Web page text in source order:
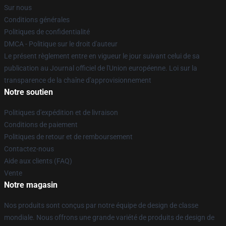
Sur nous
Conditions générales
Politiques de confidentialité
DMCA - Politique sur le droit d'auteur
Le présent règlement entre en vigueur le jour suivant celui de sa
publication au Journal officiel de l'Union européenne. Loi sur la
transparence de la chaîne d'approvisionnement
Notre soutien
Politiques d'expédition et de livraison
Conditions de paiement
Politiques de retour et de remboursement
Contactez-nous
Aide aux clients (FAQ)
Vente
Notre magasin
Nos produits sont conçus par notre équipe de design de classe
mondiale. Nous offrons une grande variété de produits de design de